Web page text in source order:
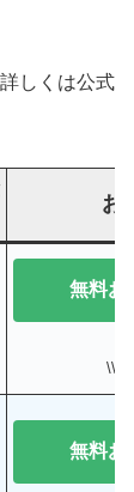
しくは公式
お
無料お
無料お